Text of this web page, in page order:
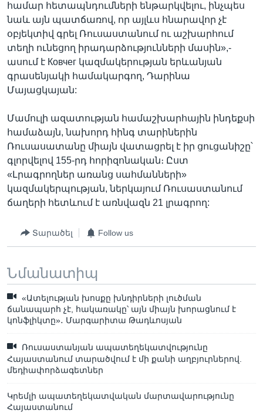
համար հետապնդումների ենթարկվելու, ինչպես
նաև այն պատճառով, որ այլևս հնարավոր չէ
օբյեկտիվ գրել Ռուսաստանում ու աշխարհում
տեղի ունեցող իրադարձությունների մասին»,-
ասում է Ковчег կազմակերության երևանյան
գրասենյակի համակարգող, Դարինա
Մայացկայան:
Մամուլի ազատության համաշխարհային ինդեքսի
համաձայն, նախորդ հինգ տարիներին
Ռուսասատանը միայն վատացրել է իր ցուցանիշը՝
գլորվելով 155-րդ հորիզոնական։ Ըստ
«Լրագրողներ առանց սահմանների»
կազմակերպության, ներկայում Ռուսաստանում
ճաղերի հետևում է առնվազն 21 լրագրող:
Տարածել Follow us
Նմանատիպ
«Ատելության խոսքը խնդիրների լուծման
ճանապարհ չէ, հակառակը՝ այն միայն խորացնում է
կոնֆլիկտը»․ Մարգարիտա Թադևոսյան
Ռուսաստանյան ապատեղեկատվությունը
Հայաստանում տարածվում է մի քանի աղբյուրներով.
մեդիափորձագետներ
Կրեմլի ապատեղեկատվական մարտավարությունը
Հայաստանում